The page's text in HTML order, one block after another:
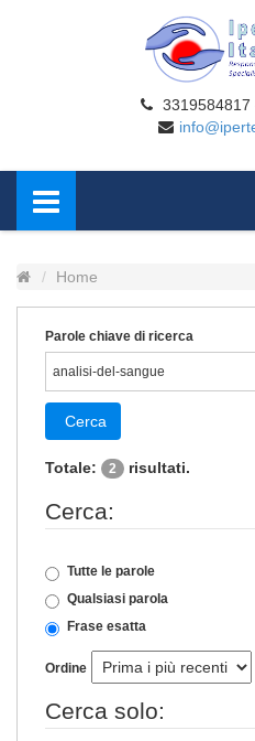
3319584817
Home
Parole chiave di ricerca
Cerca
Totale: 2 risultati.
Cerca:
Tutte le parole
Qualsiasi parola
Frase esatta
Ordine
Cerca solo: